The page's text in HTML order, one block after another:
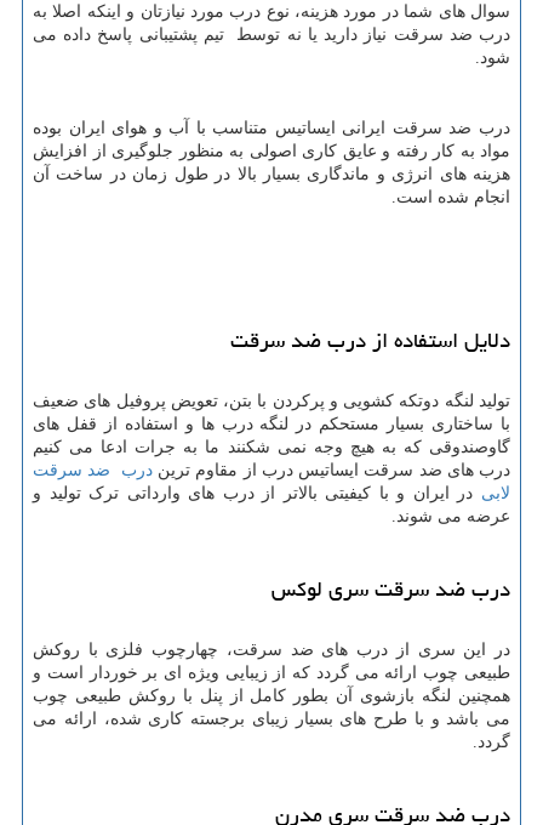
سوال های شما در مورد هزینه، نوع درب مورد نیازتان و اینکه اصلا به
درب ضد سرقت نیاز دارید یا نه توسط تیم پشتیبانی پاسخ داده می
شود.
درب ضد سرقت ایرانی ایساتیس متناسب با آب و هوای ایران بوده
مواد به کار رفته و عایق کاری اصولی به منظور جلوگیری از افزایش
هزینه های انرژی و ماندگاری بسیار بالا در طول زمان در ساخت آن
انجام شده است.
دلایل استفاده از درب ضد سرقت
تولید لنگه دوتکه کشویی و پرکردن با بتن، تعویض پروفیل های ضعیف
با ساختاری بسیار مستحکم در لنگه درب ها و استفاده از قفل های
گاوصندوقی که به هیچ وجه نمی شکنند ما به جرات ادعا می کنیم
درب های ضد سرقت ایساتیس درب از مقاوم تریندرب ضد سرقت
لابی در ایران و با کیفیتی بالاتر از درب های وارداتی ترک تولید و
عرضه می شوند.
درب ضد سرقت سری لوکس
در این سری از درب های ضد سرقت، چهارچوب فلزی با روکش
طبیعی چوب ارائه می گردد که از زیبایی ویژه ای بر خوردار است و
همچنین لنگه بازشوی آن بطور کامل از پنل با روکش طبیعی چوب
می باشد و با طرح های بسیار زیبای برجسته کاری شده، ارائه می
گردد.
درب ضد سرقت سری مدرن